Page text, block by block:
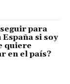
para
si soy
quiere
en el país?